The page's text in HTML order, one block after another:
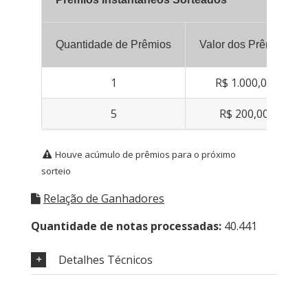
Quantidade de Prêmios Valor dos Prêmios
1 R$ 1.000,00
5 R$ 200,00
Houve acúmulo de prêmios para o próximo
sorteio
Relação de Ganhadores
Quantidade de notas processadas: 40.441
Detalhes Técnicos